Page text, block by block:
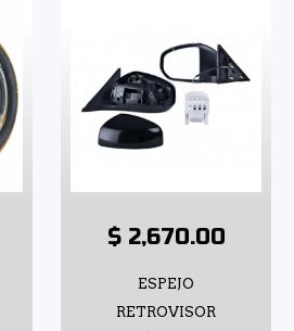
$ 2,670.00
ESPEJO
RETROVISOR